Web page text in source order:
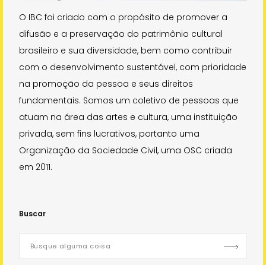
O IBC foi criado com o propósito de promover a
difusão e a preservação do patrimônio cultural
brasileiro e sua diversidade, bem como contribuir
com o desenvolvimento sustentável, com prioridade
na promoção da pessoa e seus direitos
fundamentais. Somos um coletivo de pessoas que
atuam na área das artes e cultura, uma instituição
privada, sem fins lucrativos, portanto uma
Organização da Sociedade Civil, uma OSC criada
em 2011.
Buscar